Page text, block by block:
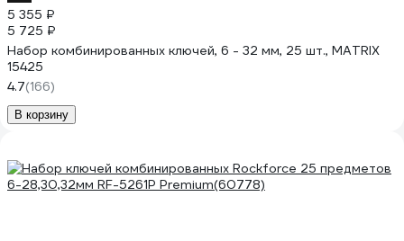
5 355 ₽
5 725 ₽
Набор комбинированных ключей, 6 - 32 мм, 25 шт., MATRIX
15425
4.7(166)
В корзину